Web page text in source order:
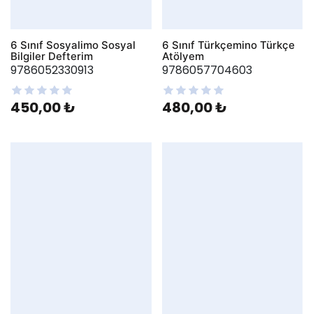
6 Sınıf Sosyalimo Sosyal
Bilgiler Defterim
9786052330913
450,00 ₺
6 Sınıf Türkçemino Türkçe
Atölyem
9786057704603
480,00 ₺